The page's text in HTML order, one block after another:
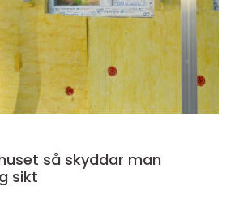
man
sikt